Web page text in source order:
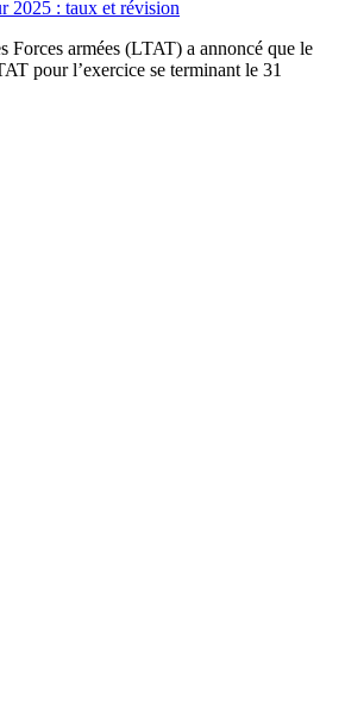
Forces armées (LTAT) a annoncé que le
pour l’exercice se terminant le 31